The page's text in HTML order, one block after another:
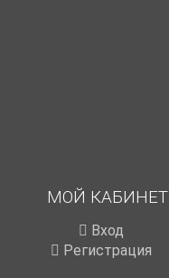
МОЙ КАБИНЕТ
Вход
Регистрация